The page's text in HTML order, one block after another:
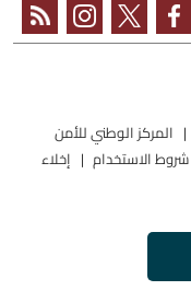
المركز الوطني للأمن
شروط الاستخدام
إخلاء